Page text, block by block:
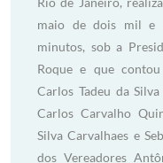
maio de dois mil e
minutos, sob a
Roque e que
Carlos Tadeu da
Carlos Carvalho
Silva Carvalhaes e
dos Vereadores